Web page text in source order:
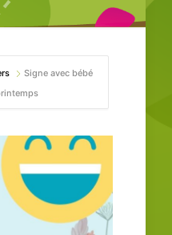
Signe avec bébé